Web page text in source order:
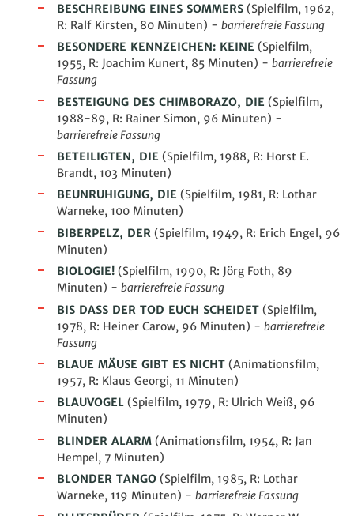
BESCHREIBUNG EINES SOMMERS (Spielfilm, 1962,
R: Ralf Kirsten, 80 Minuten) - barrierefreie Fassung
BESONDERE KENNZEICHEN: KEINE (Spielfilm,
1955, R: Joachim Kunert, 85 Minuten) - barrierefreie
Fassung
BESTEIGUNG DES CHIMBORAZO, DIE (Spielfilm,
1988-89, R: Rainer Simon, 96 Minuten) -
barrierefreie Fassung
BETEILIGTEN, DIE (Spielfilm, 1988, R: Horst E.
Brandt, 103 Minuten)
BEUNRUHIGUNG, DIE (Spielfilm, 1981, R: Lothar
Warneke, 100 Minuten)
BIBERPELZ, DER (Spielfilm, 1949, R: Erich Engel, 96
Minuten)
BIOLOGIE! (Spielfilm, 1990, R: Jörg Foth, 89
Minuten) - barrierefreie Fassung
BIS DASS DER TOD EUCH SCHEIDET (Spielfilm,
1978, R: Heiner Carow, 96 Minuten) - barrierefreie
Fassung
BLAUE MÄUSE GIBT ES NICHT (Animationsfilm,
1957, R: Klaus Georgi, 11 Minuten)
BLAUVOGEL (Spielfilm, 1979, R: Ulrich Weiß, 96
Minuten)
BLINDER ALARM (Animationsfilm, 1954, R: Jan
Hempel, 7 Minuten)
BLONDER TANGO (Spielfilm, 1985, R: Lothar
Warneke, 119 Minuten) - barrierefreie Fassung